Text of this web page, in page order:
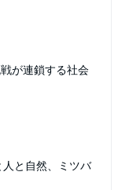
が連鎖する社会
と自然、ミツバ